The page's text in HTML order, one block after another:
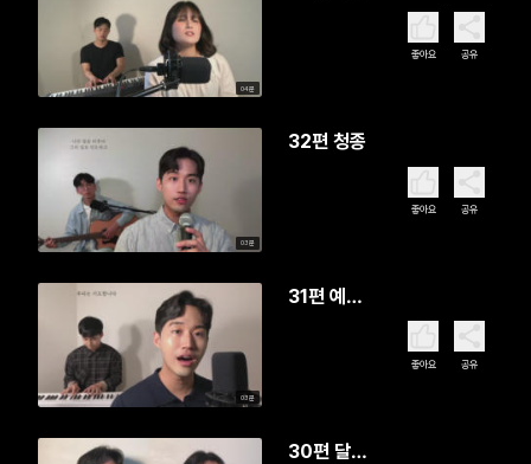
04분
좋아요 공유
03분
32편 청종
좋아요 공유
03분
31편 예배
좋아요 공유
30편 달리